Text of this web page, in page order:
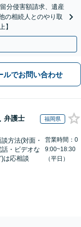
分侵害額請求、遺産
の相続人とのやり取
】
ルでお問い合わせ
弁護士 福岡県
方法(対面・
話・ビデオな
)は応相談
営業時間：0
9:00~18:30
（平日）